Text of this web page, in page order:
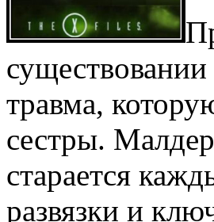
травма,
сестры.
старается
развязки и